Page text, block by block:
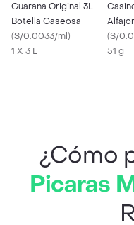
Guarana Original 3L
Botella Gaseosa
(S/0.0033/ml)
1 X 3 L
Alfajor
(S/
51 g
¿Cómo
Picaras